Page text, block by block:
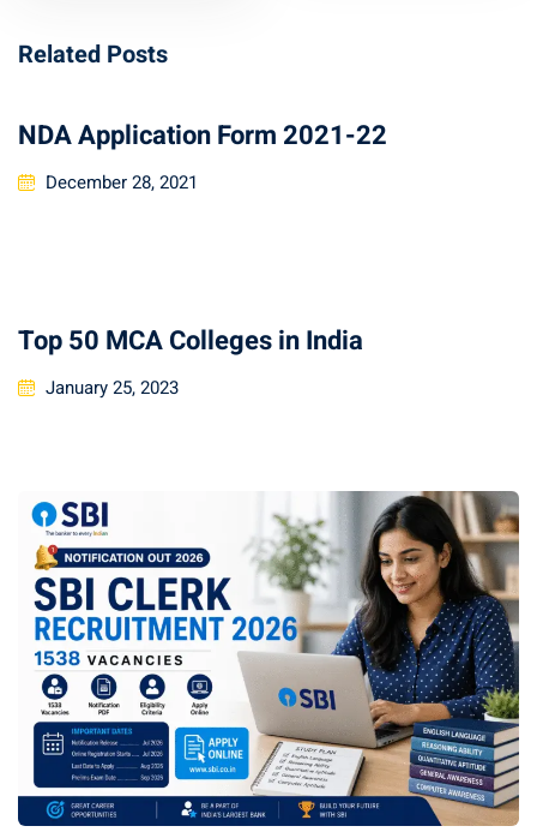
Related Posts
NDA Application Form 2021-22
December 28, 2021
Top 50 MCA Colleges in India
January 25, 2023